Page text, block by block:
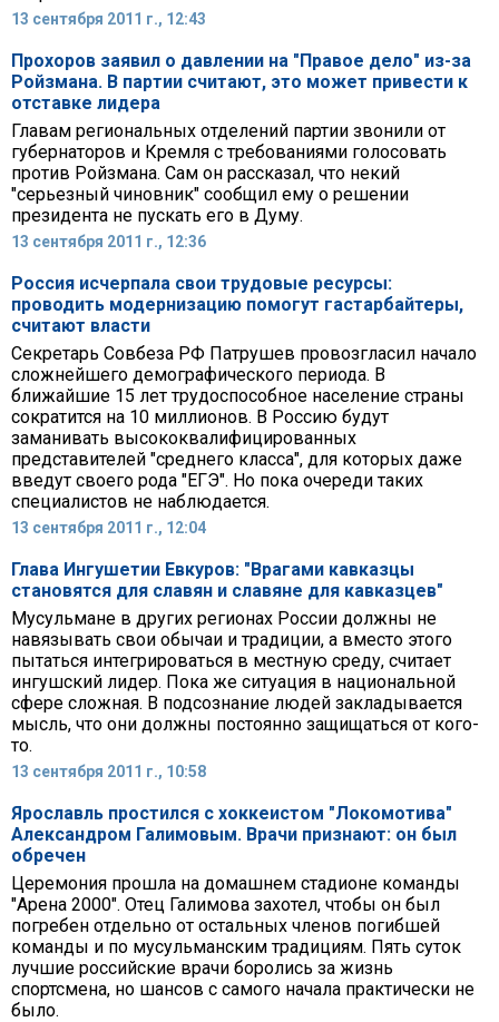
13 сентября 2011 г., 12:43
Прохоров заявил о давлении на "Правое дело" из-за
Ройзмана. В партии считают, это может привести к
отставке лидера
Главам региональных отделений партии звонили от
губернаторов и Кремля с требованиями голосовать
против Ройзмана. Сам он рассказал, что некий
"серьезный чиновник" сообщил ему о решении
президента не пускать его в Думу.
13 сентября 2011 г., 12:36
Россия исчерпала свои трудовые ресурсы:
проводить модернизацию помогут гастарбайтеры,
считают власти
Секретарь Совбеза РФ Патрушев провозгласил начало
сложнейшего демографического периода. В
ближайшие 15 лет трудоспособное население страны
сократится на 10 миллионов. В Россию будут
заманивать высококвалифицированных
представителей "среднего класса", для которых даже
введут своего рода "ЕГЭ". Но пока очереди таких
специалистов не наблюдается.
13 сентября 2011 г., 12:04
Глава Ингушетии Евкуров: "Врагами кавказцы
становятся для славян и славяне для кавказцев"
Мусульмане в других регионах России должны не
навязывать свои обычаи и традиции, а вместо этого
пытаться интегрироваться в местную среду, считает
ингушский лидер. Пока же ситуация в национальной
сфере сложная. В подсознание людей закладывается
мысль, что они должны постоянно защищаться от кого-
то.
13 сентября 2011 г., 10:58
Ярославль простился с хоккеистом "Локомотива"
Александром Галимовым. Врачи признают: он был
обречен
Церемония прошла на домашнем стадионе команды
"Арена 2000". Отец Галимова захотел, чтобы он был
погребен отдельно от остальных членов погибшей
команды и по мусульманским традициям. Пять суток
лучшие российские врачи боролись за жизнь
спортсмена, но шансов с самого начала практически не
было.